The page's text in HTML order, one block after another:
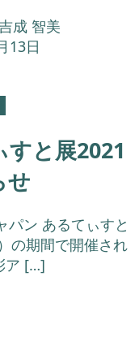
成 智美
13日
と展2021
せ
パン あるてぃすと
の期間で開催され
ア […]